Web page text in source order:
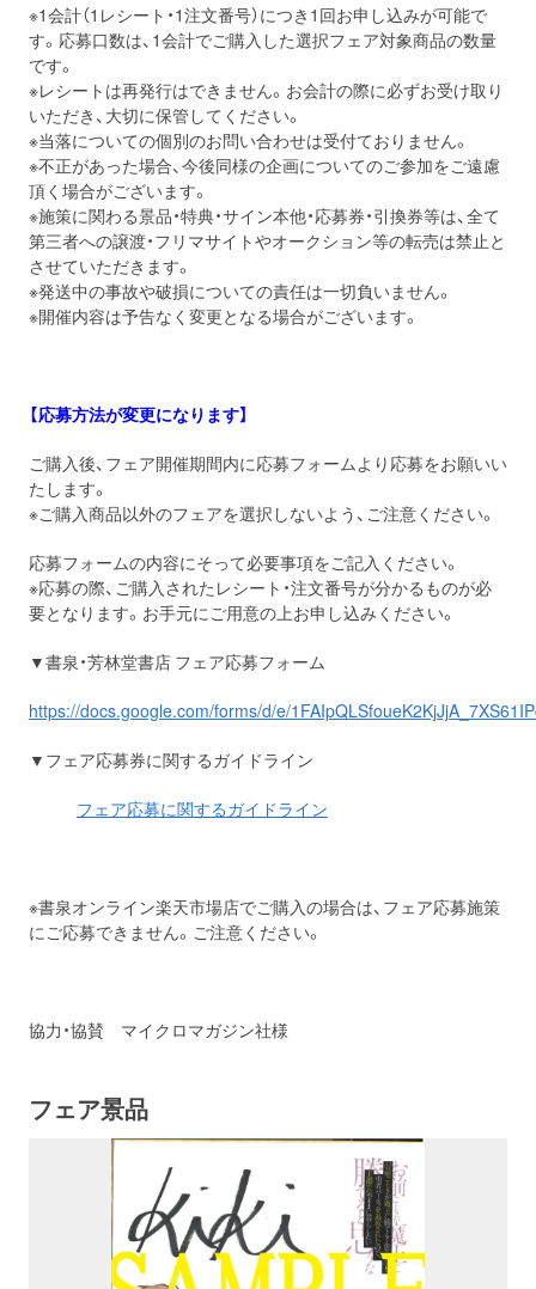
※1会計（1レシート・1注文番号）につき1回お申し込みが可能で
す。応募口数は、1会計でご購入した選択フェア対象商品の数量
です。
※レシートは再発行はできません。お会計の際に必ずお受け取り
いただき、大切に保管してください。
※当落についての個別のお問い合わせは受付ておりません。
※不正があった場合、今後同様の企画についてのご参加をご遠慮
頂く場合がございます。
※施策に関わる景品・特典・サイン本他・応募券・引換券等は、全て
第三者への譲渡・フリマサイトやオークション等の転売は禁止と
させていただきます。
※発送中の事故や破損についての責任は一切負いません。
※開催内容は予告なく変更となる場合がございます。
【応募方法が変更になります】
ご購入後、フェア開催期間内に応募フォームより応募をお願いい
たします。
※ご購入商品以外のフェアを選択しないよう、ご注意ください。
応募フォームの内容にそって必要事項をご記入ください。
※応募の際、ご購入されたレシート・注文番号が分かるものが必
要となります。お手元にご用意の上お申し込みください。
▼書泉・芳林堂書店 フェア応募フォーム
https://docs.google.com/forms/d/e/
▼フェア応募券に関するガイドライン
フェア応募に関するガイドライン
※書泉オンライン楽天市場店でご購入の場合は、フェア応募施策
にご応募できません。ご注意ください。
協力・協賛 マイクロマガジン社様
フェア景品